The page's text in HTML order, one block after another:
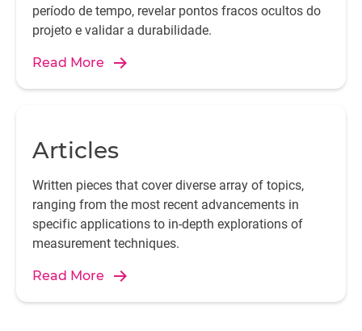
período de tempo, revelar pontos fracos ocultos do
projeto e validar a durabilidade.
Read More
Articles
Written pieces that cover diverse array of topics,
ranging from the most recent advancements in
specific applications to in-depth explorations of
measurement techniques.
Read More